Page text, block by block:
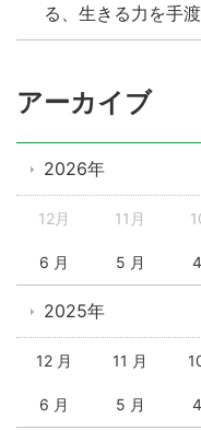
る、生きる力を手
アーカイブ
2026年
12月 11月
6 月 5 月
2025年
12 月 11 月
6 月 5 月